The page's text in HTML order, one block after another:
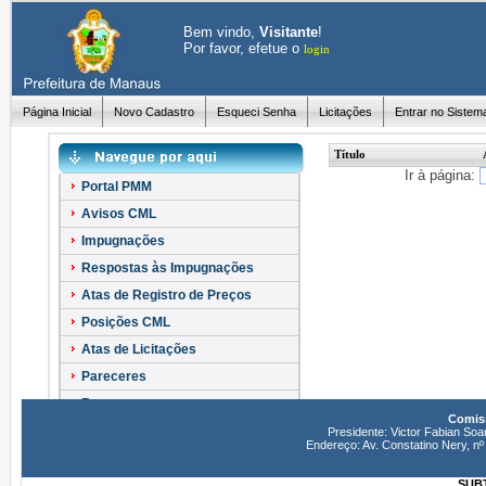
Bem vindo, Visitante!
Por favor, efetue o login
Página Inicial Novo Cadastro Esqueci Senha Licitações Entrar no
Portal PMM
Avisos CML
Impugnações
Respostas às Impugnações
Atas de Registro de Preços
Posições CML
Atas de Licitações
Pareceres
Recursos
Título
Ir à página:
Presidente: Victor Fabian
Endereço: Av. Constatino Nery,